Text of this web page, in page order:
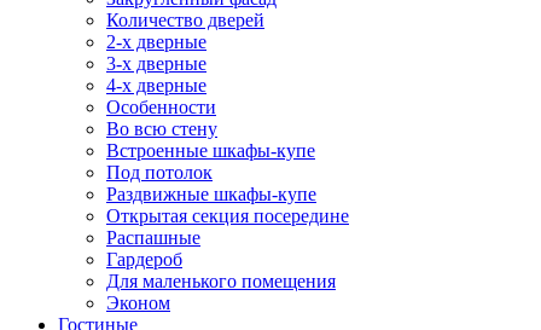
Количество дверей
2-х дверные
3-х дверные
4-х дверные
Особенности
Во всю стену
Встроенные шкафы-купе
Под потолок
Раздвижные шкафы-купе
Открытая секция посередине
Распашные
Гардероб
Для маленького помещения
Эконом
Гостиные